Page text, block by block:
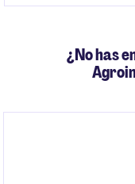
¿No has